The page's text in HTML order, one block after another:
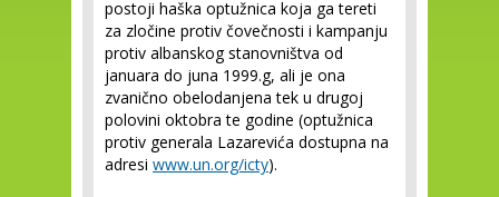
postoji haška optužnica koja ga tereti
za zločine protiv čovečnosti i kampanju
protiv albanskog stanovništva od
januara do juna 1999.g, ali je ona
zvanično obelodanjena tek u drugoj
polovini oktobra te godine (optužnica
protiv generala Lazarevića dostupna na
adresi www.un.org/icty).